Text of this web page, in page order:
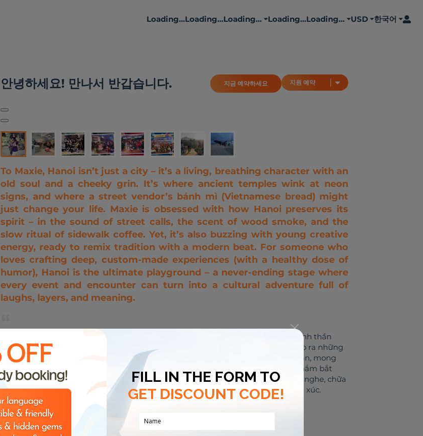
Loading...Loading...Loading... Loading...Loading... USD 한국어
안녕하세요! 만나서 반갑습니다. 지금 예약하세요 지원 예약
To Maxie, Hanoi isn’t just a city – it’s a living, breathing character with an
old soul and a cheeky grin. It’s where ancient temples wink at neon
signs, and where a street vendor’s bánh mì (Vietnamese bread) might
just change your life. Maxie is obsessed with how Hanoi preserves its
spirit – in the sound of street calls, the scent of wood smoke, and the
slow ritual of sidewalk coffee. Yet, it’s also buzzing with young creative
energy, ready to remix tradition with a modern beat. For someone who
loves crafting deep, custom-made experiences (with a healthy dose of
humor), Hanoi is the ultimate playground – a never-ending stage where
every event and encounter can turn into a cultural adventure full of
laughs, layers, and meaning.
Maxie là một người yêu sâu sắc nghệ thuật và văn hoá, luôn mang trong mình tinh thần
khám phá và kết nối. Anh chàng không chỉ thích du lịch mà còn mê mẩn việc tạo ra những
trải nghiệm độc đáo – nơi mỗi hoạt động đều được “thiết kế riêng” theo cảm nhận, mong
muốn và tính cách của từng cá nhân hay đội nhóm. Với sự nhạy cảm trong việc nắm bắt
insight con người, Maxie tổ chức các sự kiện không chỉ để giải trí mà còn để lắng nghe, chữa
lành và gắn kết – luôn giữ tinh thần vui vẻ, hài hước nhưng đầy chiều sâu và cảm xúc.
나에 대한 7개의 키워드
역사